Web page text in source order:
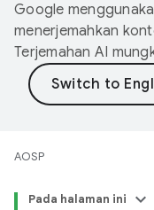
Google
menerjemahkan
Terjemahan AI
AOSP
Pada halaman ini